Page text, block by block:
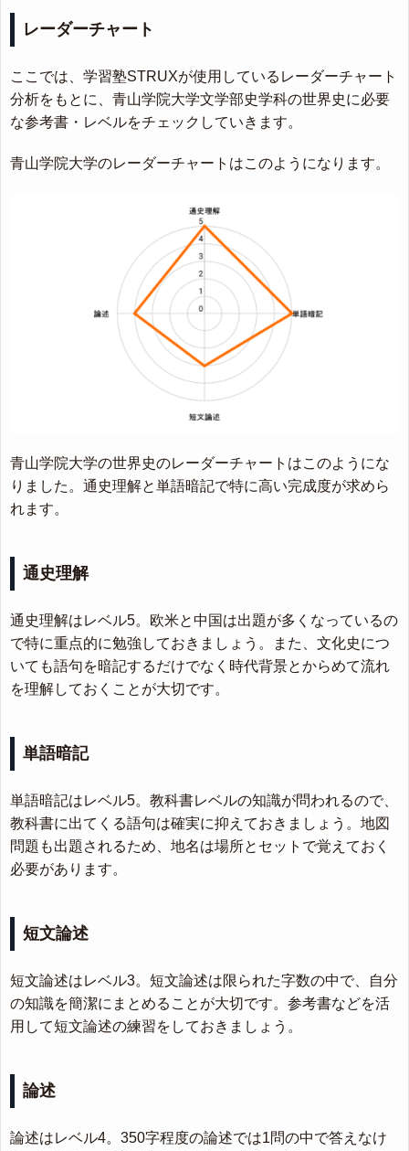
レーダーチャート
ここでは、学習塾STRUXが使用しているレーダーチャート
分析をもとに、青山学院大学文学部史学科の世界史に必要
な参考書・レベルをチェックしていきます。
青山学院大学のレーダーチャートはこのようになります。
青山学院大学の世界史のレーダーチャートはこのようにな
りました。通史理解と単語暗記で特に高い完成度が求めら
れます。
通史理解
通史理解はレベル5。欧米と中国は出題が多くなっているの
で特に重点的に勉強しておきましょう。また、文化史につ
いても語句を暗記するだけでなく時代背景とからめて流れ
を理解しておくことが大切です。
単語暗記
単語暗記はレベル5。教科書レベルの知識が問われるので、
教科書に出てくる語句は確実に抑えておきましょう。地図
問題も出題されるため、地名は場所とセットで覚えておく
必要があります。
短文論述
短文論述はレベル3。短文論述は限られた字数の中で、自分
の知識を簡潔にまとめることが大切です。参考書などを活
用して短文論述の練習をしておきましょう。
論述
論述はレベル4。350字程度の論述では1問の中で答えなけ